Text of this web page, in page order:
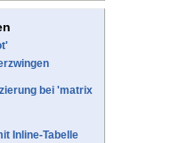
bei 'matrix
Inline-Tabelle